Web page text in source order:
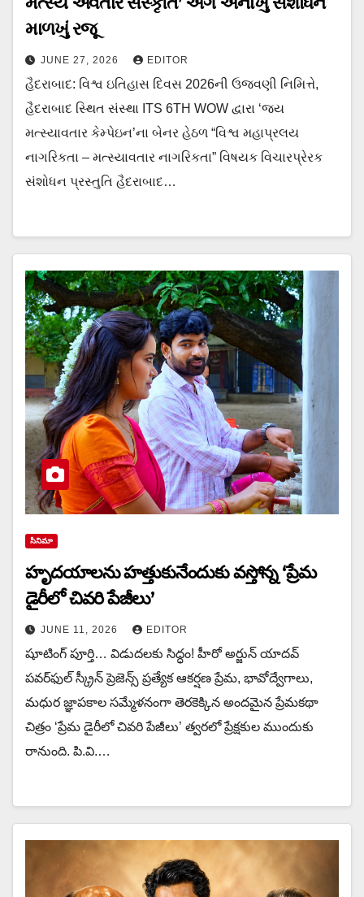
માળખું રજૂ
JUNE 27, 2026 EDITOR
હૈદરાબાદ: વિશ્વ ઇતિહાસ દિવસ 2026ની ઉજવણી નિમિત્તે,
હૈદરાબાદ સ્થિત સંસ્થા ITS 6TH WOW દ્વારા ‘જય
મત્સ્યાવતાર કેમ્પેઇન’ના બેનર હેઠળ “વિશ્વ મહાપ્રલય
નાગરિકતા – મત્સ્યાવતાર નાગરિકતા” વિષયક વિચારપ્રેરક
સંશોધન પ્રસ્તુતિ હૈદરાબાદ…
సినిమా
హృదయాలను హత్తుకునేందుకు వస్తోన్న ‘ప్రేమ
డైరీలో చివరి పేజీలు’
JUNE 11, 2026 EDITOR
షూటింగ్ పూర్తి… విడుదలకు సిద్ధం! హీరో అర్జున్ యాదవ్
పవర్‌ఫుల్ స్క్రీన్ ప్రెజెన్స్ ప్రత్యేక ఆకర్షణ ప్రేమ, భావోద్వేగాలు,
మధుర జ్ఞాపకాల సమ్మేళనంగా తెరకెక్కిన అందమైన ప్రేమకథా
చిత్రం ‘ప్రేమ డైరీలో చివరి పేజీలు’ త్వరలో ప్రేక్షకుల ముందుకు
రానుంది. పి.వి.…